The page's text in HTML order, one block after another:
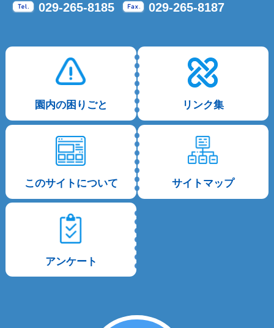
Tel.
029-265-8185 Fax.
029-265-8187
園内の困りごと リンク集
このサイトについて サイトマップ
アンケート